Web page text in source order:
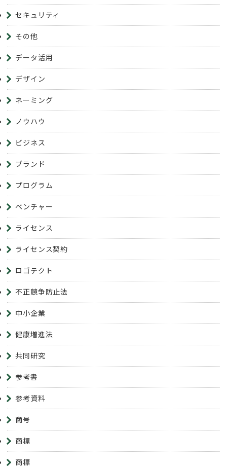
セキュリティ
その他
データ活用
デザイン
ネーミング
ノウハウ
ビジネス
ブランド
プログラム
ベンチャー
ライセンス
ライセンス契約
ロゴテクト
不正競争防止法
中小企業
健康増進法
共同研究
参考書
参考資料
商号
商標
商標